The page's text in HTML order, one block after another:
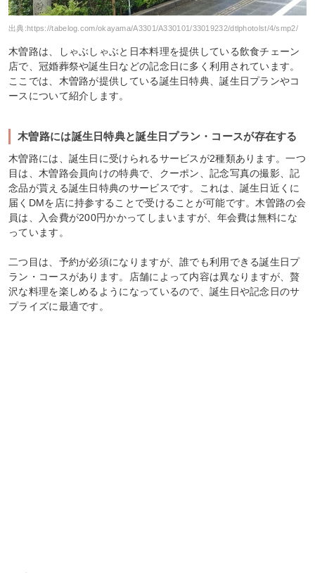
出典:https://tabelog.com/okayama/A3301/A330101/33019232/dtlphotolst/4/smp2/
木曽路は、しゃぶしゃぶと日本料理を提供している飲食チェーン
店で、冠婚葬祭や誕生日などの記念日に多く利用されています。
ここでは、木曽路が提供している誕生日特典、誕生日プランやコ
ースについて紹介します。
木曽路には誕生日特典と誕生日プラン・コースが存在する
木曽路には、誕生日に受けられるサービスが2種類あります。一つ
目は、木曽路会員向けの特典で、クーポン、記念写真の撮影、記
念品が貰える誕生日特典のサービスです。これは、誕生日近くに
届くDMを店に持参することで受けることが可能です。木曽路の会
員は、入会費が200円かかってしまいますが、年会費は無料にな
っています。
二つ目は、予約が必須になりますが、誰でも利用できる誕生日プ
ラン・コースがあります。店舗によって内容は異なりますが、贅
沢な料理を楽しめるようになっているので、誕生日や記念日のサ
プライズに最適です。